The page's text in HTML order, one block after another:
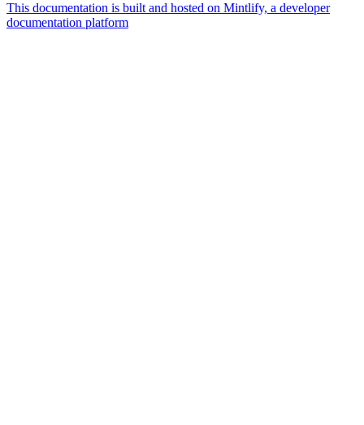
This documentation is built and hosted on Mintlify, a developer
documentation platform